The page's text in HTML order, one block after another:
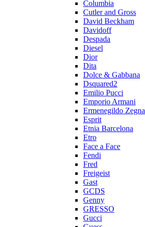
Columbia
Cutler and Gross
David Beckham
Davidoff
Despada
Diesel
Dior
Dita
Dolce & Gabbana
Dsquared2
Emilio Pucci
Emporio Armani
Ermenegildo Zegna
Esprit
Etnia Barcelona
Etro
Face a Face
Fendi
Fred
Freigeist
Gast
GCDS
Genny
GRESSO
Gucci